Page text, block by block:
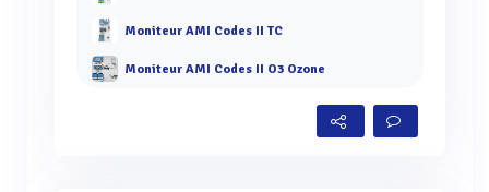
Moniteur AMI Codes II TC
Moniteur AMI Codes II O3 Ozone